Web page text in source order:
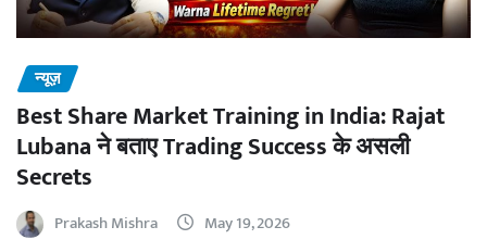
न्यूज़
Best Share Market Training in India: Rajat
Lubana ने बताए Trading Success के असली
Secrets
Prakash Mishra May 19, 2026